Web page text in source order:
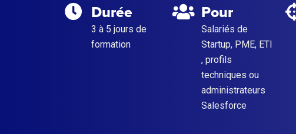
Durée
3 à 5 jours de
formation
Pour
Salariés de
Startup, PME, ETI
, profils
techniques ou
administrateurs
Salesforce